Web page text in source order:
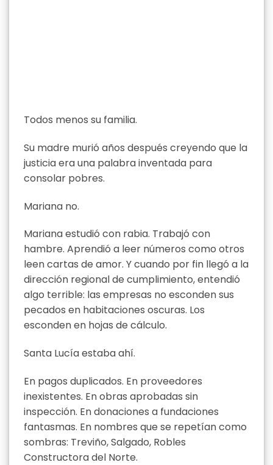
Todos menos su familia.
Su madre murió años después creyendo que la
justicia era una palabra inventada para
consolar pobres.
Mariana no.
Mariana estudió con rabia. Trabajó con
hambre. Aprendió a leer números como otros
leen cartas de amor. Y cuando por fin llegó a la
dirección regional de cumplimiento, entendió
algo terrible: las empresas no esconden sus
pecados en habitaciones oscuras. Los
esconden en hojas de cálculo.
Santa Lucía estaba ahí.
En pagos duplicados. En proveedores
inexistentes. En obras aprobadas sin
inspección. En donaciones a fundaciones
fantasmas. En nombres que se repetían como
sombras: Treviño, Salgado, Robles
Constructora del Norte.